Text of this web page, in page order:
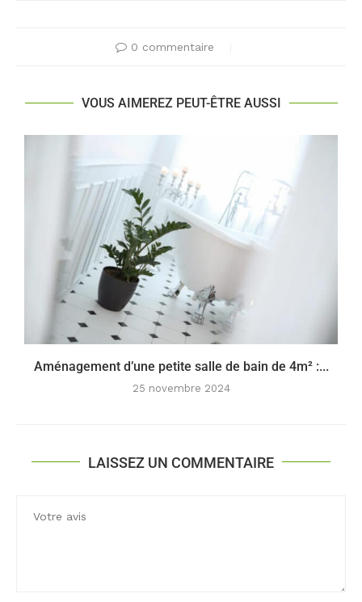
0 commentaire
VOUS AIMEREZ PEUT-ÊTRE AUSSI
Aménagement d’une petite salle de bain de 4m² :...
25 novembre 2024
LAISSEZ UN COMMENTAIRE